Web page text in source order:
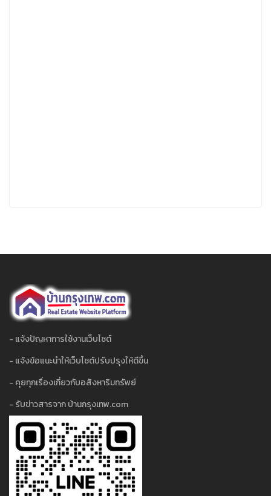
- แจ้งปัญหาการใช้งานเว็บไซต์
- แจ้งข้อแนะนำให้เว็บไซต์ปรับปรุงให้ดีขึ้น
- คุยทุกเรื่องเกี่ยวกับอสังหาริมทรัพย์
- รับข่าวสารจาก บ้านกรุงเทพ.com